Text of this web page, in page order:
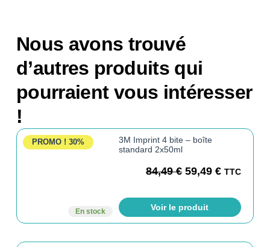
Nous avons trouvé
d’autres produits qui
pourraient vous intéresser
!
PROMO ! 30%
En stock
3M Imprint 4 bite – boîte
standard 2x50ml
84,49€ 59,49€ TTC
Voir le produit